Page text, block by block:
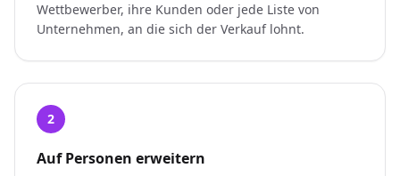
Wettbewerber, ihre Kunden oder jede Liste von
Unternehmen, an die sich der Verkauf lohnt.
2
Auf Personen erweitern